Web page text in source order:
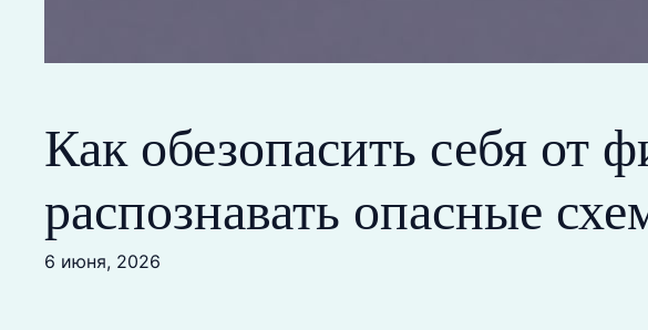
Как обезопасить себя от
распознавать опасные
6 июня, 2026